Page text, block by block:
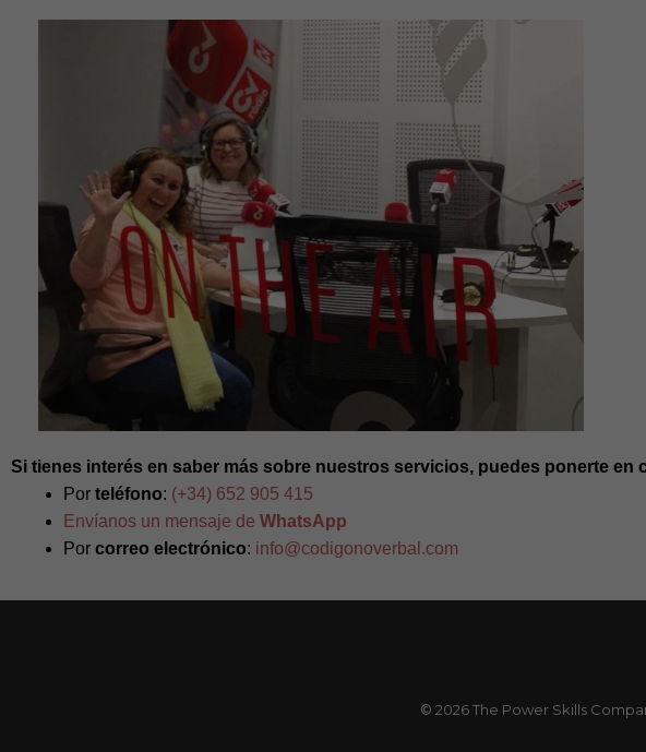
Si tienes interés en saber más sobre nuestros servicios, puedes ponerte en
Por teléfono: (+34) 652 905 415
Envíanos un mensaje de WhatsApp
Por correo electrónico: info@codigonoverbal.com
© 2026 The Power Skills